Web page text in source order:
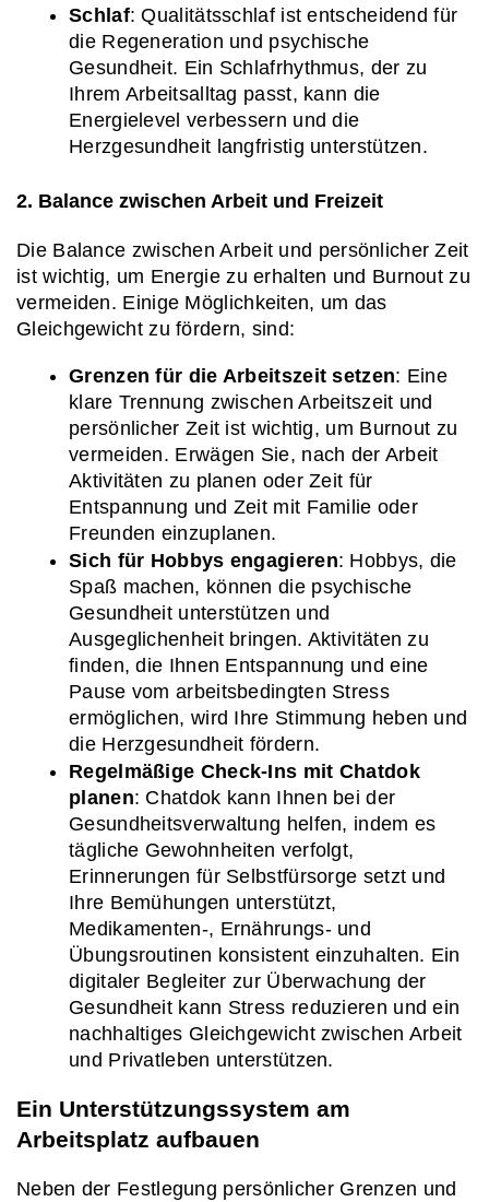
Schlaf: Qualitätsschlaf ist entscheidend für
die Regeneration und psychische
Gesundheit. Ein Schlafrhythmus, der zu
Ihrem Arbeitsalltag passt, kann die
Energielevel verbessern und die
Herzgesundheit langfristig unterstützen.
2. Balance zwischen Arbeit und Freizeit
Die Balance zwischen Arbeit und persönlicher Zeit
ist wichtig, um Energie zu erhalten und Burnout zu
vermeiden. Einige Möglichkeiten, um das
Gleichgewicht zu fördern, sind:
Grenzen für die Arbeitszeit setzen: Eine
klare Trennung zwischen Arbeitszeit und
persönlicher Zeit ist wichtig, um Burnout zu
vermeiden. Erwägen Sie, nach der Arbeit
Aktivitäten zu planen oder Zeit für
Entspannung und Zeit mit Familie oder
Freunden einzuplanen.
Sich für Hobbys engagieren: Hobbys, die
Spaß machen, können die psychische
Gesundheit unterstützen und
Ausgeglichenheit bringen. Aktivitäten zu
finden, die Ihnen Entspannung und eine
Pause vom arbeitsbedingten Stress
ermöglichen, wird Ihre Stimmung heben und
die Herzgesundheit fördern.
Regelmäßige Check-Ins mit Chatdok
planen: Chatdok kann Ihnen bei der
Gesundheitsverwaltung helfen, indem es
tägliche Gewohnheiten verfolgt,
Erinnerungen für Selbstfürsorge setzt und
Ihre Bemühungen unterstützt,
Medikamenten-, Ernährungs- und
Übungsroutinen konsistent einzuhalten. Ein
digitaler Begleiter zur Überwachung der
Gesundheit kann Stress reduzieren und ein
nachhaltiges Gleichgewicht zwischen Arbeit
und Privatleben unterstützen.
Ein Unterstützungssystem am
Arbeitsplatz aufbauen
Neben der Festlegung persönlicher Grenzen und